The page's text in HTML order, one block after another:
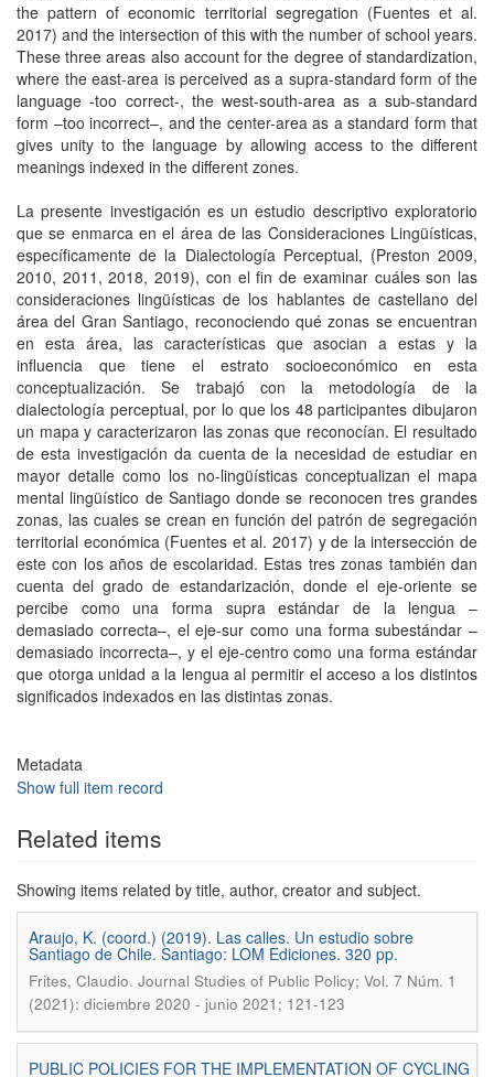
the pattern of economic territorial segregation (Fuentes et al.
2017) and the intersection of this with the number of school years.
These three areas also account for the degree of standardization,
where the east-area is perceived as a supra-standard form of the
language -too correct-, the west-south-area as a sub-standard
form –too incorrect–, and the center-area as a standard form that
gives unity to the language by allowing access to the different
meanings indexed in the different zones.
La presente investigación es un estudio descriptivo exploratorio
que se enmarca en el área de las Consideraciones Lingüísticas,
específicamente de la Dialectología Perceptual, (Preston 2009,
2010, 2011, 2018, 2019), con el fin de examinar cuáles son las
consideraciones lingüísticas de los hablantes de castellano del
área del Gran Santiago, reconociendo qué zonas se encuentran
en esta área, las características que asocian a estas y la
influencia que tiene el estrato socioeconómico en esta
conceptualización. Se trabajó con la metodología de la
dialectología perceptual, por lo que los 48 participantes dibujaron
un mapa y caracterizaron las zonas que reconocían. El resultado
de esta investigación da cuenta de la necesidad de estudiar en
mayor detalle como los no-lingüísticas conceptualizan el mapa
mental lingüístico de Santiago donde se reconocen tres grandes
zonas, las cuales se crean en función del patrón de segregación
territorial económica (Fuentes et al. 2017) y de la intersección de
este con los años de escolaridad. Estas tres zonas también dan
cuenta del grado de estandarización, donde el eje-oriente se
percibe como una forma supra estándar de la lengua –
demasiado correcta–, el eje-sur como una forma subestándar –
demasiado incorrecta–, y el eje-centro como una forma estándar
que otorga unidad a la lengua al permitir el acceso a los distintos
significados indexados en las distintas zonas.
Metadata
Show full item record
Related items
Showing items related by title, author, creator and subject.
Araujo, K. (coord.) (2019). Las calles. Un estudio sobre
Santiago de Chile. Santiago: LOM Ediciones. 320 pp.
Frites, Claudio. Journal Studies of Public Policy; Vol. 7 Núm. 1
(2021): diciembre 2020 - junio 2021; 121-123
PUBLIC POLICIES FOR THE IMPLEMENTATION OF CYCLING